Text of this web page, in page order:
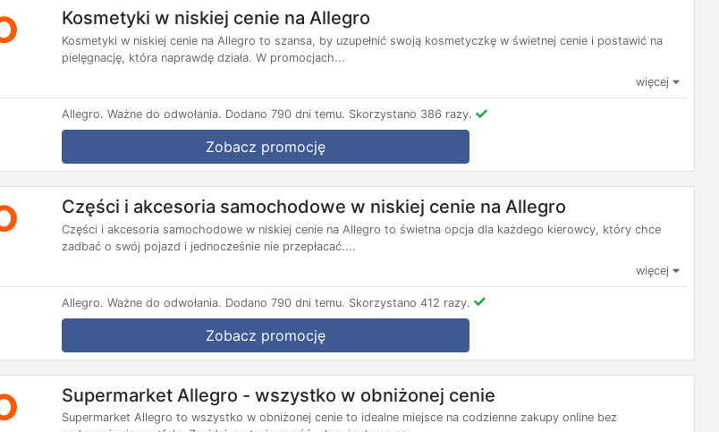
Kosmetyki w niskiej cenie na Allegro
Kosmetyki w niskiej cenie na Allegro to szansa, by uzupełnić swoją kosmetyczkę w świetnej cenie i postawić na
pielęgnację, która naprawdę działa. W promocjach...
więcej
Allegro. Ważne do odwołania. Dodano 790 dni temu. Skorzystano 386 razy.
Zobacz promocję
Części i akcesoria samochodowe w niskiej cenie na Allegro
Części i akcesoria samochodowe w niskiej cenie na Allegro to świetna opcja dla każdego kierowcy, który chce
zadbać o swój pojazd i jednocześnie nie przepłacać....
więcej
Allegro. Ważne do odwołania. Dodano 790 dni temu. Skorzystano 412 razy.
Zobacz promocję
Supermarket Allegro - wszystko w obniżonej cenie
Supermarket Allegro to wszystko w obniżonej cenie to idealne miejsce na codzienne zakupy online bez